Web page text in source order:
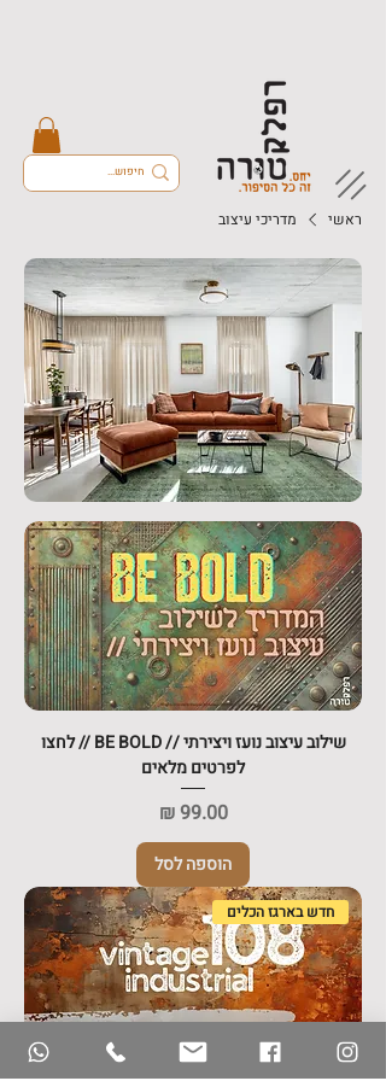
ראשי מדריכי עיצוב
שילוב עיצוב נועז ויצירתי // BE BOLD // לחצו
לפרטים מלאים
מחיר‏99.00 ‏₪
הוספה לסל
חדש בארגז הכלים